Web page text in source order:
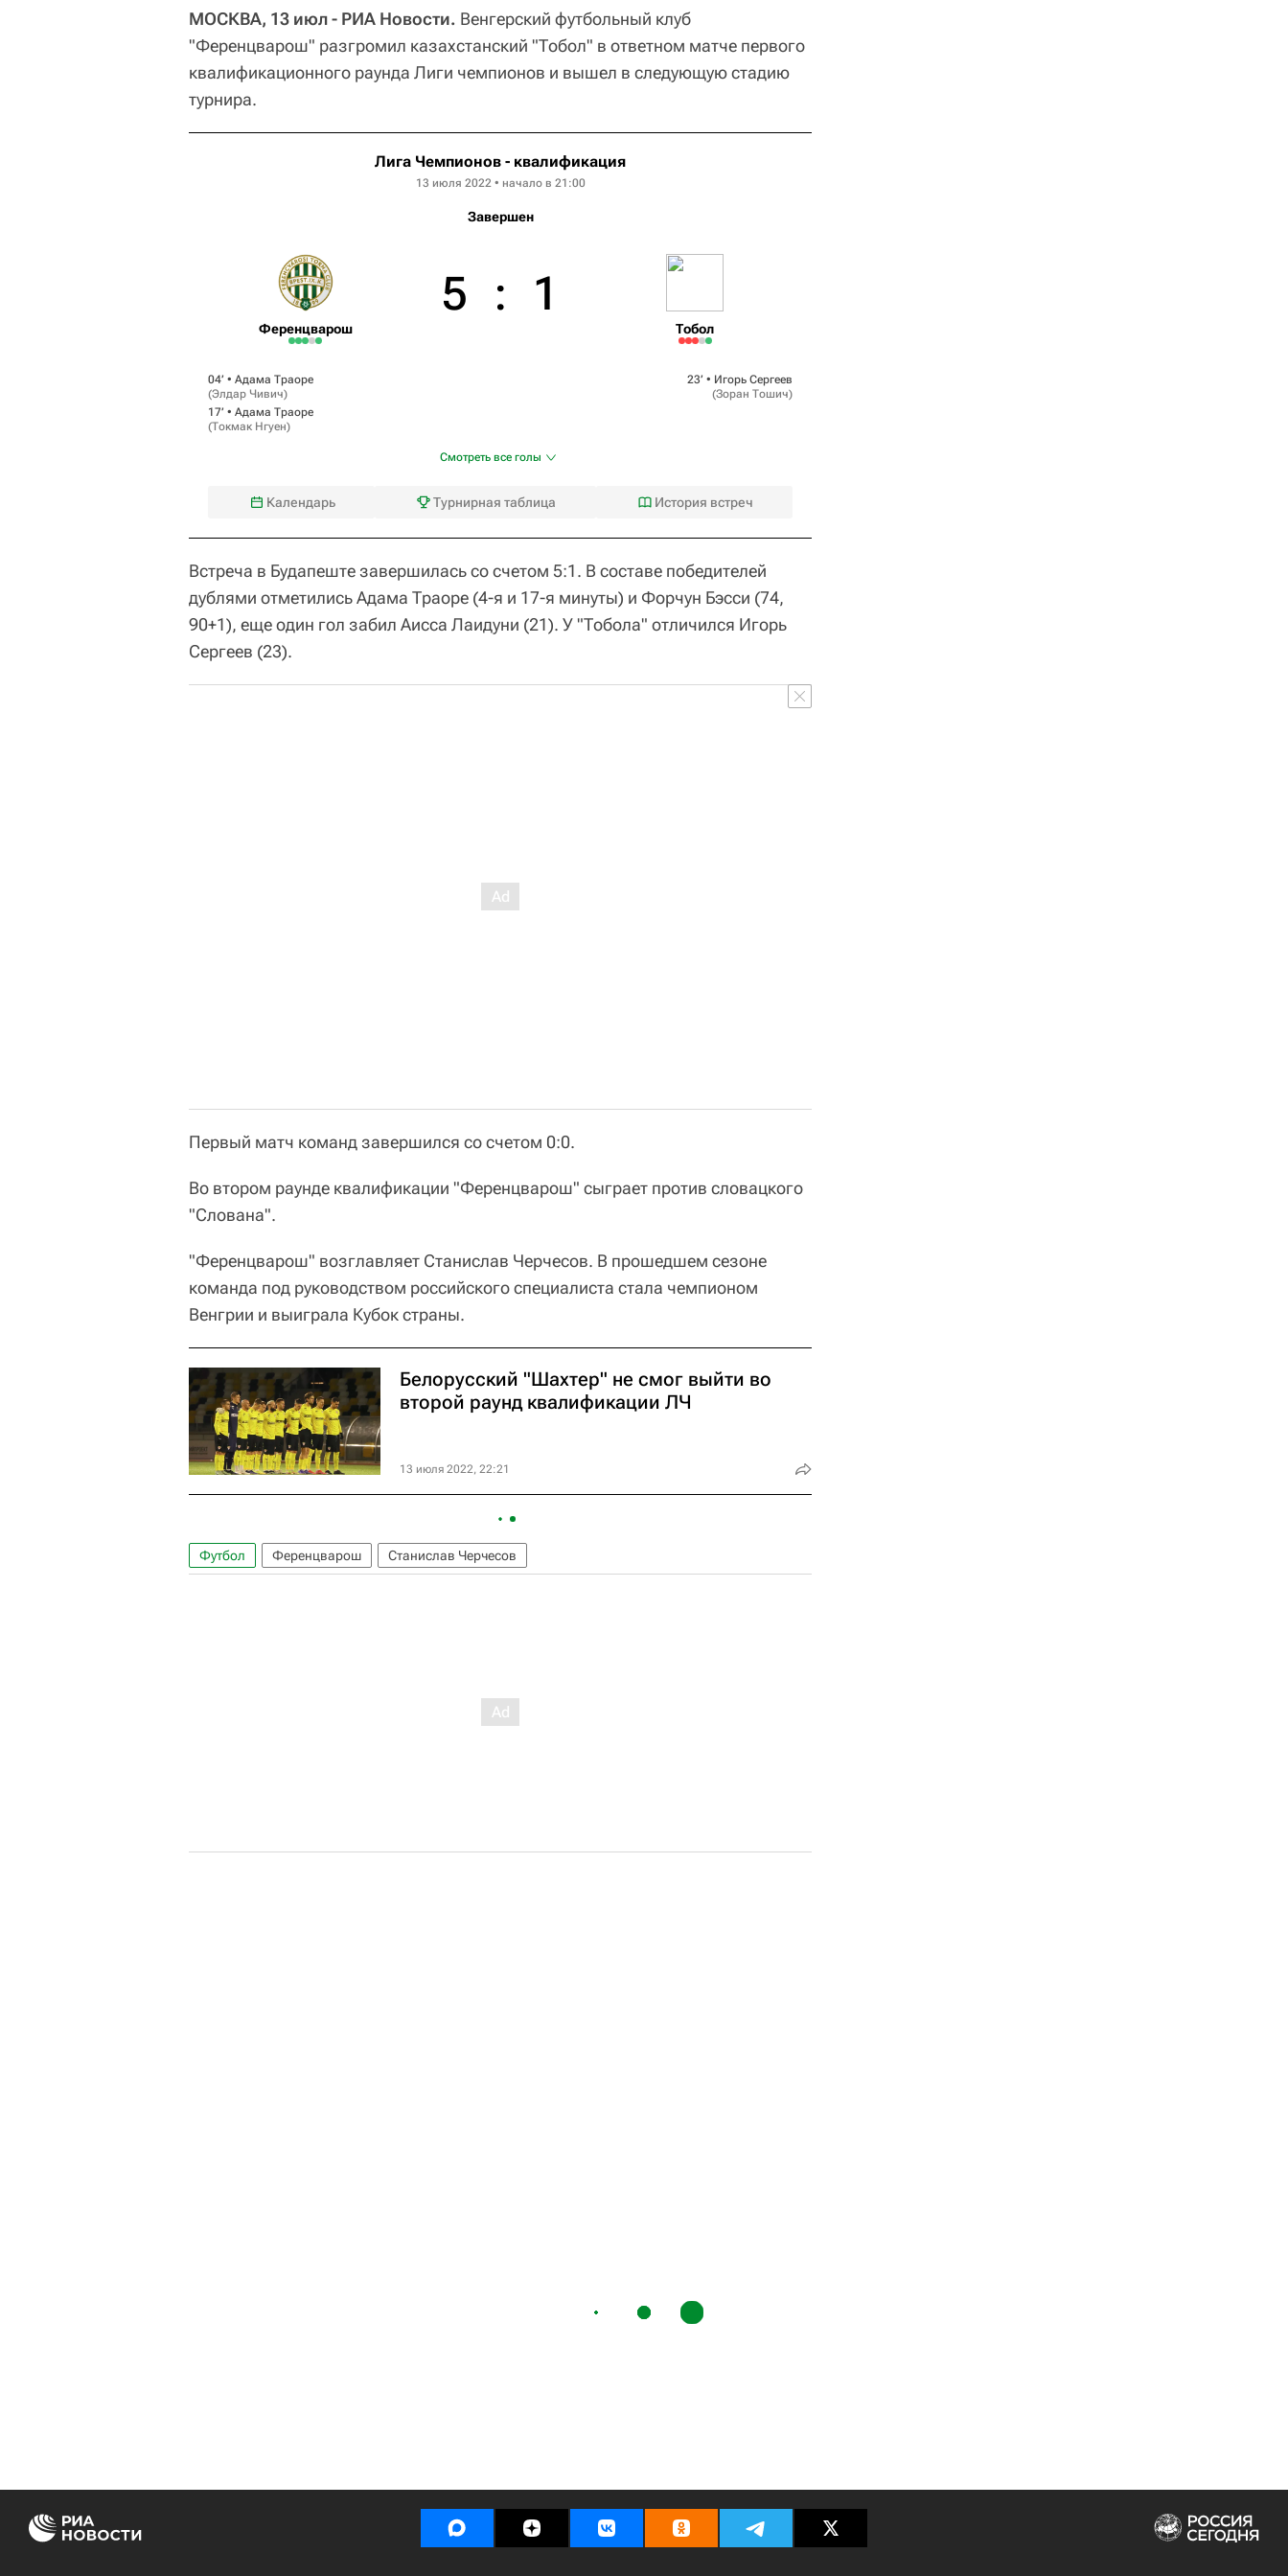
МОСКВА, 13 июл - РИА Новости. Венгерский футбольный клуб
"Ференцварош" разгромил казахстанский "Тобол" в ответном матче первого
квалификационного раунда Лиги чемпионов и вышел в следующую стадию
турнира.
Лига Чемпионов - квалификация
13 июля 2022 • начало в 21:00
Завершен
Ференцварош
5 : 1
Тобол
04‎’‎ • Адама Траоре
(Элдар Чивич)
17‎’‎ • Адама Траоре
(Токмак Нгуен)
23‎’‎ • Игорь Сергеев
(Зоран Тошич)
Смотреть все голы
Календарь Турнирная таблица История встреч
Встреча в Будапеште завершилась со счетом 5:1. В составе победителей
дублями отметились Адама Траоре (4-я и 17-я минуты) и Форчун Бэсси (74,
90+1), еще один гол забил Аисса Лаидуни (21). У "Тобола" отличился Игорь
Сергеев (23).
Первый матч команд завершился со счетом 0:0.
Во втором раунде квалификации "Ференцварош" сыграет против словацкого
"Слована".
"Ференцварош" возглавляет Станислав Черчесов. В прошедшем сезоне
команда под руководством российского специалиста стала чемпионом
Венгрии и выиграла Кубок страны.
Белорусский "Шахтер" не смог выйти во
второй раунд квалификации ЛЧ
13 июля 2022, 22:21
Футбол Ференцварош Станислав Черчесов